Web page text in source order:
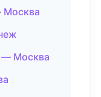
Москва
— Москва